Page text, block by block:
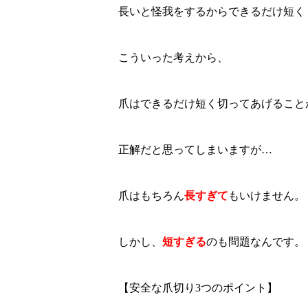
長いと怪我をするからできるだけ短く
こういった考えから、
爪はできるだけ短く切ってあげること
正解だと思ってしまいますが…
爪はもちろん長すぎて もいけません。
しかし、 短すぎるのも問題なんです。
【安全な爪切り3つのポイント】